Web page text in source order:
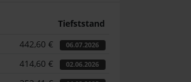
Tiefststand
442,60 € 06.07.2026
414,60 € 02.06.2026